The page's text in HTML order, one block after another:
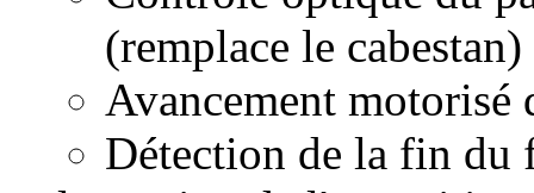
(remplace le cabestan)
Avancement
Détection de la fin du